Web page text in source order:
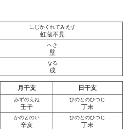
にじかくれてみえず
虹蔵不見
へき
壁
なる
成
月干支 日干支
みずのえね
壬子
ひのとのひつじ
丁未
かのとのい
辛亥
ひのとのひつじ
丁未